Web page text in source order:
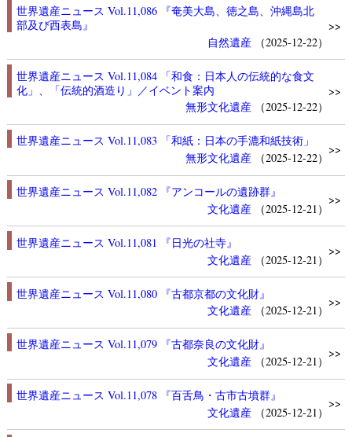
世界遺産ニュース Vol.11,086 『奄美大島、徳之島、沖縄島北
部及び西表島』
自然遺産
（2025-12-22）
>>
世界遺産ニュース Vol.11,084 「和食：日本人の伝統的な食文
化」、「伝統的酒造り」／イベント案内
無形文化遺産
（2025-12-22）
>>
世界遺産ニュース Vol.11,083 「和紙：日本の手漉和紙技術」
無形文化遺産
（2025-12-22）
>>
世界遺産ニュース Vol.11,082 『アンコールの遺跡群』
文化遺産
（2025-12-21）
>>
世界遺産ニュース Vol.11,081 『日光の社寺』
文化遺産
（2025-12-21）
>>
世界遺産ニュース Vol.11,080 『古都京都の文化財』
文化遺産
（2025-12-21）
>>
世界遺産ニュース Vol.11,079 『古都奈良の文化財』
文化遺産
（2025-12-21）
>>
世界遺産ニュース Vol.11,078 『百舌鳥・古市古墳群』
文化遺産
（2025-12-21）
>>